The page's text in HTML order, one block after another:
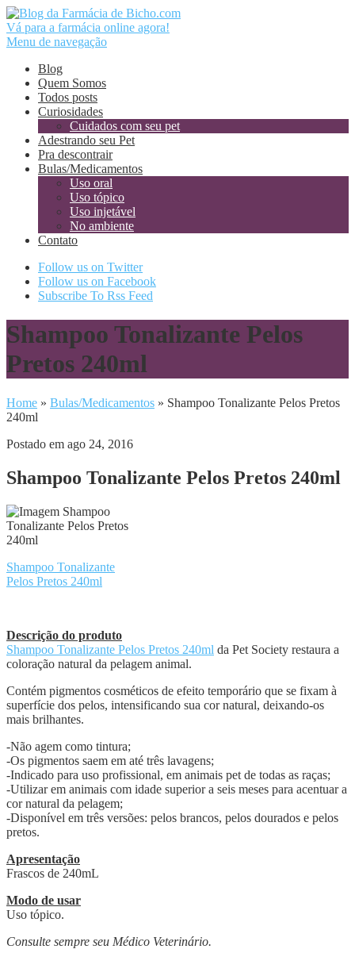
Vá para a farmácia online agora!
Menu de navegação
Blog
Quem Somos
Todos posts
Curiosidades
Cuidados com seu pet
Adestrando seu Pet
Pra descontrair
Bulas/Medicamentos
Uso oral
Uso tópico
Uso injetável
No ambiente
Contato
Follow us on Twitter
Follow us on Facebook
Subscribe To Rss Feed
Shampoo Tonalizante Pelos
Pretos 240ml
Home » Bulas/Medicamentos » Shampoo Tonalizante Pelos Pretos
240ml
Postado em ago 24, 2016
Shampoo Tonalizante Pelos Pretos 240ml
Shampoo Tonalizante
Pelos Pretos 240ml
Descrição do produto
Shampoo Tonalizante Pelos Pretos 240ml da Pet Society restaura a
coloração natural da pelagem animal.
Contém pigmentos cosméticos de efeito temporário que se fixam à
superfície dos pelos, intensificando sua cor natural, deixando-os
mais brilhantes.
-Não agem como tintura;
-Os pigmentos saem em até três lavagens;
-Indicado para uso profissional, em animais pet de todas as raças;
-Utilizar em animais com idade superior a seis meses para acentuar a
cor natural da pelagem;
-Disponível em três versões: pelos brancos, pelos dourados e pelos
pretos.
Apresentação
Frascos de 240mL
Modo de usar
Uso tópico.
Consulte sempre seu Médico Veterinário.